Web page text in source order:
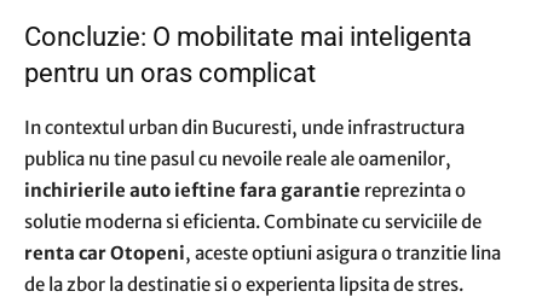
Concluzie: O mobilitate mai inteligenta
pentru un oras complicat
In contextul urban din Bucuresti, unde infrastructura
publica nu tine pasul cu nevoile reale ale oamenilor,
inchirierile auto ieftine fara garantie reprezinta o
solutie moderna si eficienta. Combinate cu serviciile de
renta car Otopeni, aceste optiuni asigura o tranzitie lina
de la zbor la destinatie si o experienta lipsita de stres.